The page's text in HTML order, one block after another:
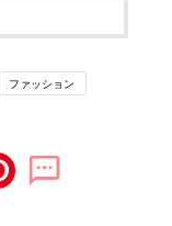
ファッション